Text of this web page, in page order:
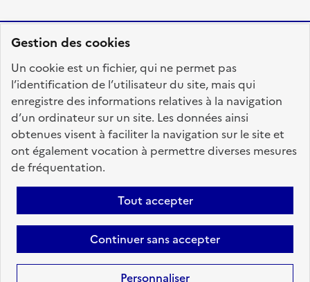
Gestion des cookies
Un cookie est un fichier, qui ne permet pas
l’identification de l’utilisateur du site, mais qui
enregistre des informations relatives à la navigation
d’un ordinateur sur un site. Les données ainsi
obtenues visent à faciliter la navigation sur le site et
ont également vocation à permettre diverses mesures
de fréquentation.
Tout accepter
Continuer sans accepter
Personnaliser
FRANÇAISE
fonction-publique.gouv.fr
legifrance.gouv.fr
gouvernement.fr
Accessibilité : totalement conforme
Personnaliser les cookies
Mentions légales Contact
candidats